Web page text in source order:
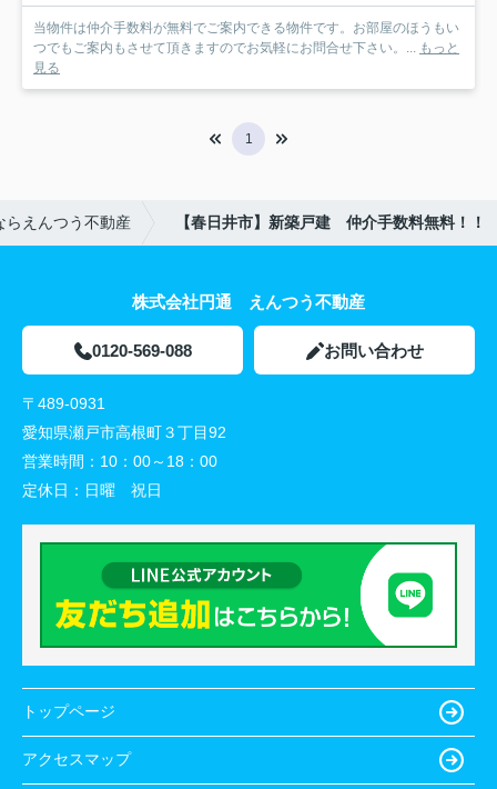
当物件は仲介手数料が無料でご案内できる物件です。お部屋のほうもい
つでもご案内もさせて頂きますのでお気軽にお問合せ下さい。...
もっと
見る
1
らえんつう不動産 【春日井市】新築戸建 仲介手数料無料！！
株式会社円通 えんつう不動産
0120-569-088 お問い合わせ
〒489-0931
愛知県瀬戸市高根町３丁目92
営業時間： 10：00～18：00
定休日： 日曜 祝日
トップページ
アクセスマップ